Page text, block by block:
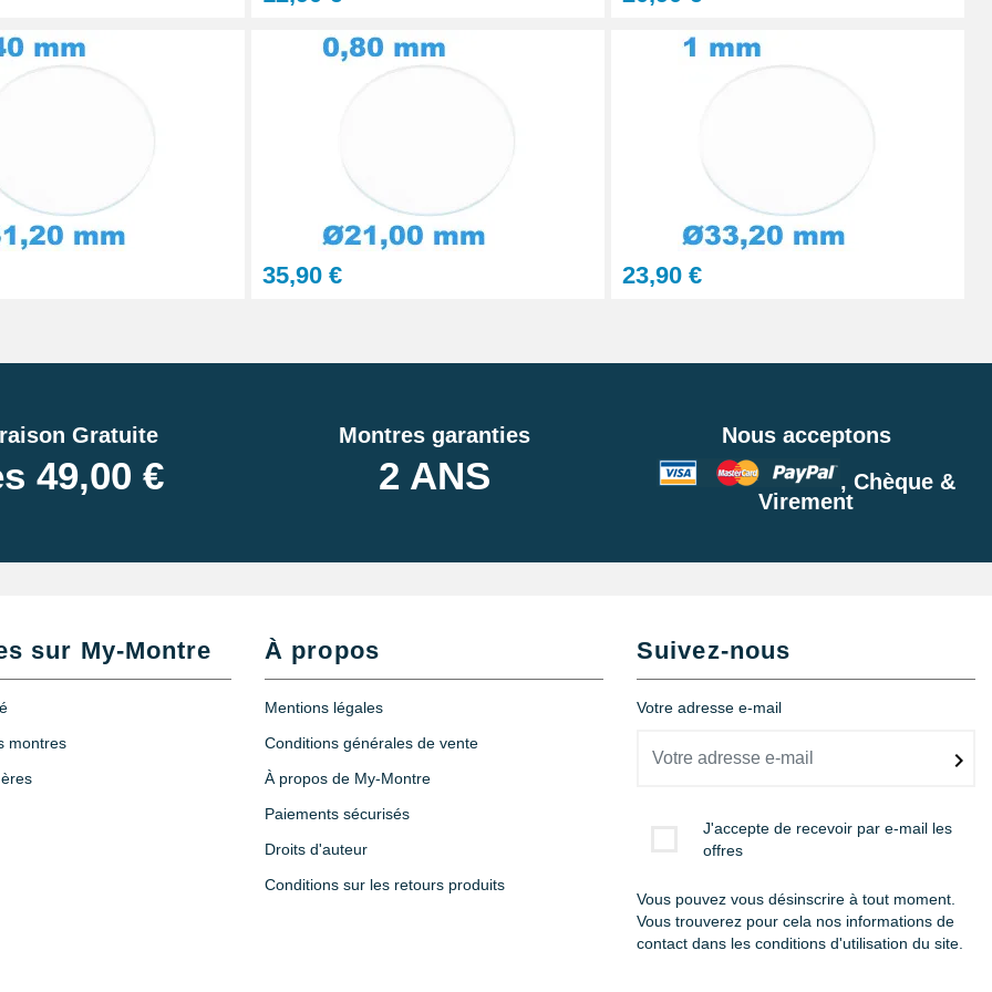
35,90 € 23,90 €
Gratuite
49,00 €
Montres garanties
2 ANS
Nous acceptons
, Chèque &
Virement
sur My-Montre
montres
À propos
Mentions légales
Conditions générales de vente
À propos de My-Montre
Paiements sécurisés
Droits d'auteur
Conditions sur les retours produits
Suivez-nous
Votre adresse e-mail
J'accepte de recevoir par e-mail les
offres
Vous pouvez vous désinscrire à tout moment.
Vous trouverez pour cela nos informations de
contact dans les conditions d'utilisation du site.